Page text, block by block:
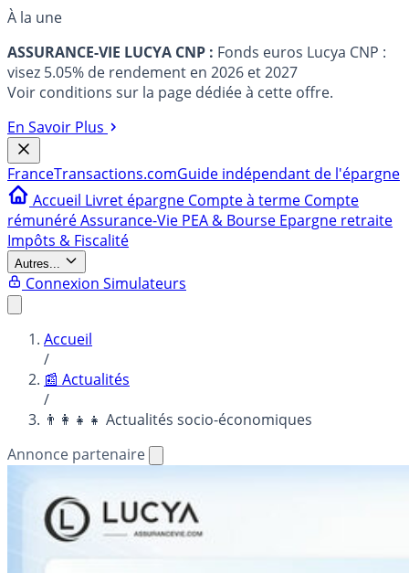
À la une
ASSURANCE-VIE LUCYA CNP : Fonds euros Lucya CNP :
visez 5.05% de rendement en 2026 et 2027
Voir conditions sur la page dédiée à cette offre.
En Savoir Plus
FranceTransactions.comGuide indépendant de l'épargne
Accueil Livret épargne Compte à terme Compte
rémunéréAssurance-Vie PEA & Bourse Epargne retraite
Impôts & Fiscalité
Autres...
Connexion Simulateurs
Accueil
/
📰 Actualités
/
👨‍👩‍👧‍👧 Actualités socio-économiques
Annonce partenaire